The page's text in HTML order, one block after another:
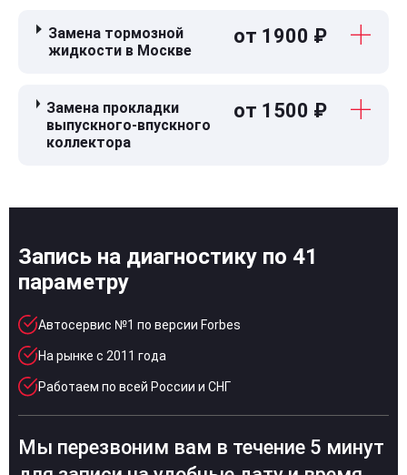
Замена тормозной
жидкости в Москве
от 1900 ₽
Замена прокладки
выпускного-впускного
коллектора
от 1500 ₽
Запись на диагностику по 41
параметру
Автосервис №1 по версии Forbes
На рынке с 2011 года
Работаем по всей России и СНГ
Мы перезвоним вам в течение 5 минут